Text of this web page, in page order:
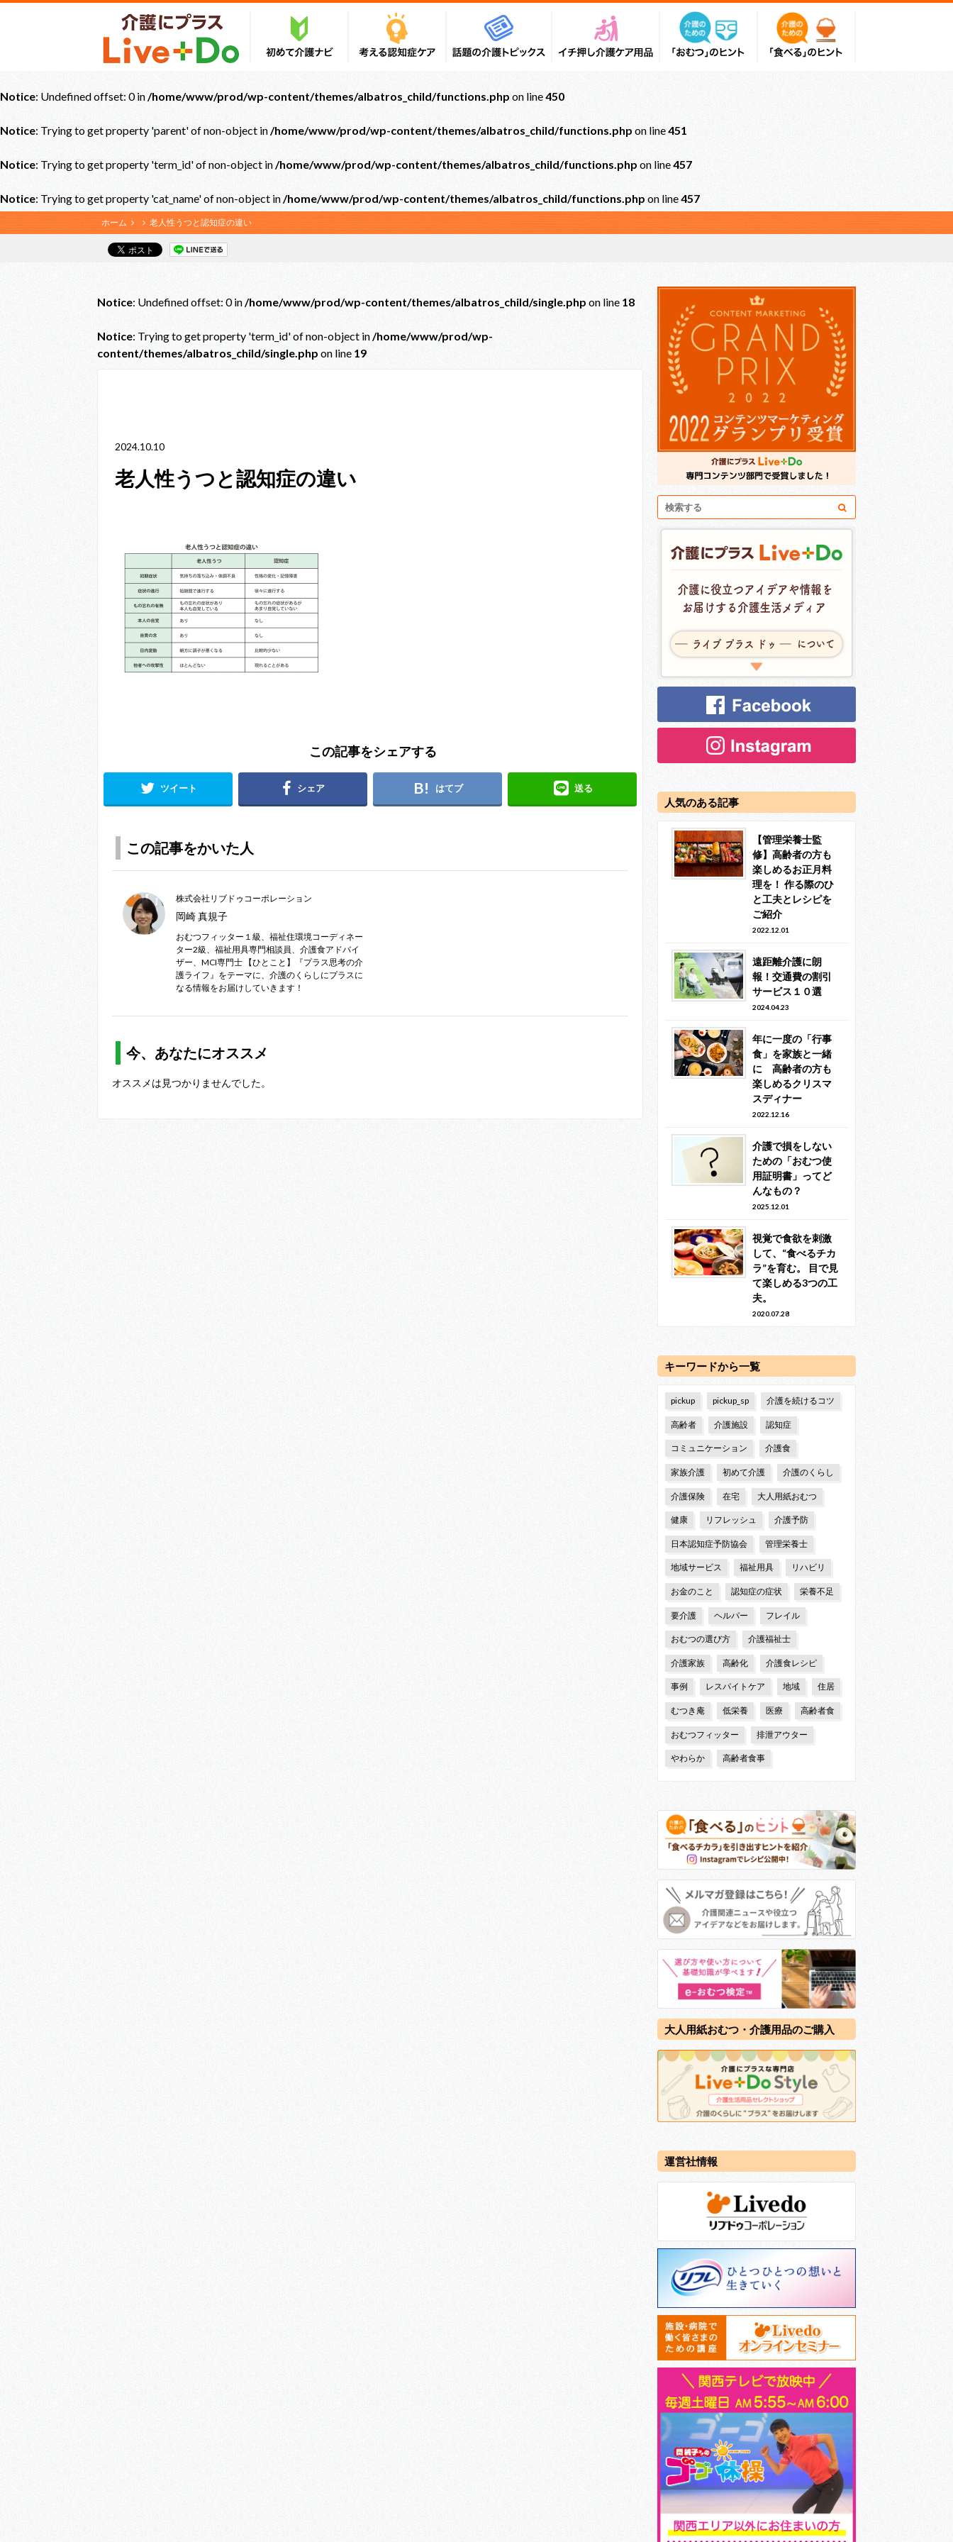
Notice: Undefined offset: 0 in/home/www/prod/wp-content/themes/albatros_child/functions.php on line450
Notice: Trying to get property 'parent' of non-object in/home/www/prod/wp-content/themes/albatros_child/functions.php on line451
Notice: Trying to get property 'term_id' of non-object in/home/www/prod/wp-content/themes/albatros_child/functions.php on line457
Notice: Trying to get property 'cat_name' of non-object in/home/www/prod/wp-content/themes/albatros_child/functions.php on line457
ホーム 老人性うつと認知症の違い
Notice: Undefined offset: 0 in/home/www/prod/wp-content/themes/albatros_child/single.php on line 18
Notice: Trying to get property 'term_id' of non-object in/home/www/prod/wp-
content/themes/albatros_child/single.php on line 19
2024.10.10
老人性うつと認知症の違い
この記事をシェアする
ツイート シェア はてブ 送る
この記事をかいた人
株式会社リブドゥコーポレーション
岡崎 真規子
おむつフィッター１級、福祉住環境コーディネー
ター2級、福祉用具専門相談員、介護食アドバイ
ザー、MCI専門士 【ひとこと】『プラス思考の介
護ライフ』をテーマに、介護のくらしにプラスに
なる情報をお届けしていきます！
今、あなたにオススメ
オススメは見つかりませんでした。
人気のある記事
【管理栄養士監
修】高齢者の方も
楽しめるお正月料
理を！ 作る際のひ
と工夫とレシピを
ご紹介
2022.12.01
遠距離介護に朗
報！交通費の割引
サービス１０選
2024.04.23
年に一度の「行事
食」を家族と一緒
に 高齢者の方も
楽しめるクリスマ
スディナー
2022.12.16
介護で損をしない
ための「おむつ使
用証明書」ってど
んなもの？
2025.12.01
視覚で食欲を刺激
して、“食べるチカ
ラ”を育む。 目で見
て楽しめる3つの工
夫。
2020.07.28
キーワードから一覧
pickup pickup_sp 介護を続けるコツ
高齢者 介護施設 認知症
コミュニケーション 介護食
家族介護 初めて介護 介護のくらし
介護保険 在宅 大人用紙おむつ
健康 リフレッシュ 介護予防
日本認知症予防協会 管理栄養士
地域サービス 福祉用具 リハビリ
お金のこと 認知症の症状 栄養不足
要介護 ヘルパー フレイル
おむつの選び方 介護福祉士
介護家族 高齢化 介護食レシピ
事例 レスパイトケア 地域 住居
むつき庵 低栄養 医療 高齢者食
おむつフィッター 排泄アウター
やわらか 高齢者食事
大人用紙おむつ・介護用品のご購入
運営社情報